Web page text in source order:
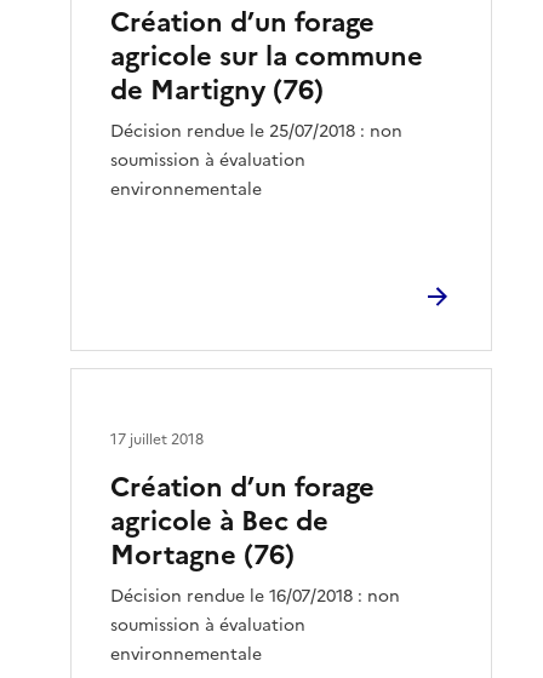
Création d’un forage
agricole sur la commune
de Martigny (76)
Décision rendue le 25/07/2018 : non
soumission à évaluation
environnementale
Création d’un forage
agricole à Bec de
Mortagne (76)
Décision rendue le 16/07/2018 : non
soumission à évaluation
environnementale
17 juillet 2018